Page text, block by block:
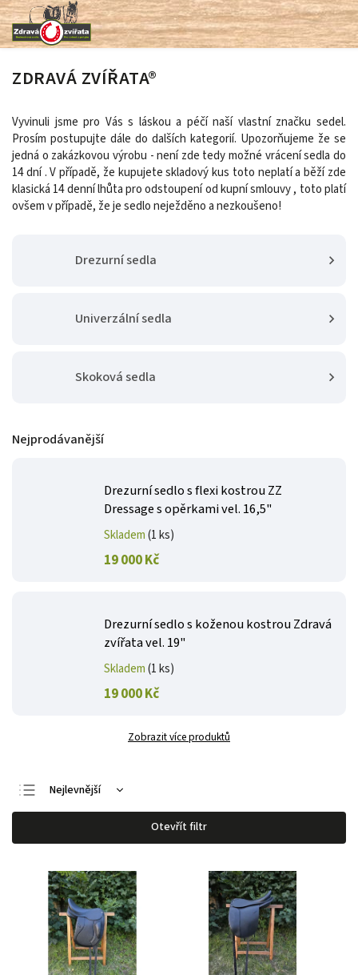
ZDRAVÁ ZVÍŘATA®
Vyvinuli jsme pro Vás s láskou a péčí naší vlastní značku sedel.
Prosím postupujte dále do dalších kategorií. Upozorňujeme že se
jedná o zakázkovou výrobu - není zde tedy možné vrácení sedla do
14 dní . V případě, že kupujete skladový kus toto neplatí a běží zde
klasická 14 denní lhůta pro odstoupení od kupní smlouvy , toto platí
ovšem v případě, že je sedlo neježděno a nezkoušeno!
Drezurní sedla
Univerzální sedla
Skoková sedla
Nejprodávanější
Drezurní sedlo s flexi kostrou ZZ
Dressage s opěrkami vel. 16,5"
Skladem(1 ks)
19 000 Kč
Drezurní sedlo s koženou kostrou Zdravá
zvířata vel. 19"
Skladem(1 ks)
19 000 Kč
Zobrazit více produktů
Nejlevnější
Nejdražší
Nejprodávanější
Abecedně
Otevřít filtr